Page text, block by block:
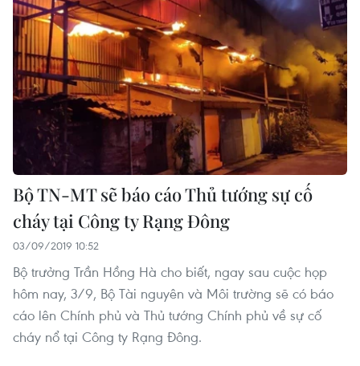
Bộ TN-MT sẽ báo cáo Thủ tướng sự cố
cháy tại Công ty Rạng Đông
03/09/2019 10:52
Bộ trưởng Trần Hồng Hà cho biết, ngay sau cuộc họp
hôm nay, 3/9, Bộ Tài nguyên và Môi trường sẽ có báo
cáo lên Chính phủ và Thủ tướng Chính phủ về sự cố
cháy nổ tại Công ty Rạng Đông.